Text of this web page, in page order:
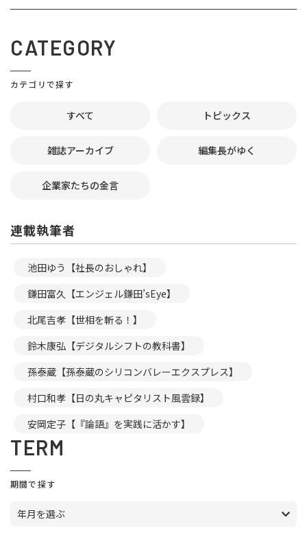
CATEGORY
カテゴリで探す
すべて トピックス
雑誌アーカイブ 編集長がゆく
企業家たちの金言
連載執筆者
池田ゆう【社長のおしゃれ】
鎌田富久【エンジェル鎌田’sEye】
北尾吉孝【世相を斬る！】
鈴木康弘【デジタルシフトの教科書】
孫泰蔵【孫泰蔵のシリコンバレーエクスプレス】
村口和孝【日の丸キャピタリスト風雲録】
安岡定子【『論語』を実践に活かす】
TERM
期間で探す
年月を選ぶ